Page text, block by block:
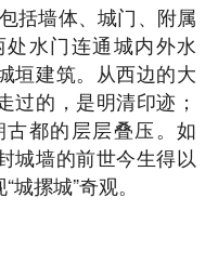
括墙体、城门、附属
水门连通城内外水
垣建筑。从西边的大
过的，是明清印迹；
都的层层叠压。如
城墙的前世今生得以
摞城”奇观。